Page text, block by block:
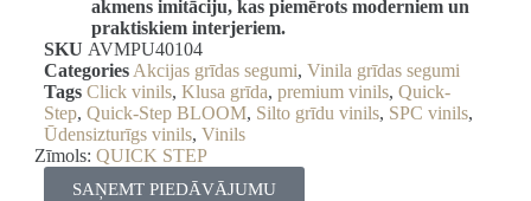
akmens imitāciju, kas piemērots moderniem un
praktiskiem interjeriem.
SKU AVMPU40104
Categories Akcijas grīdas segumi, Vinila grīdas segumi
Tags Click vinils, Klusa grīda, premium vinils, Quick-
Step, Quick-Step BLOOM, Silto grīdu vinils, SPC vinils,
Ūdensizturīgs vinils, Vinils
Zīmols: QUICK STEP
SAŅEMT PIEDĀVĀJUMU